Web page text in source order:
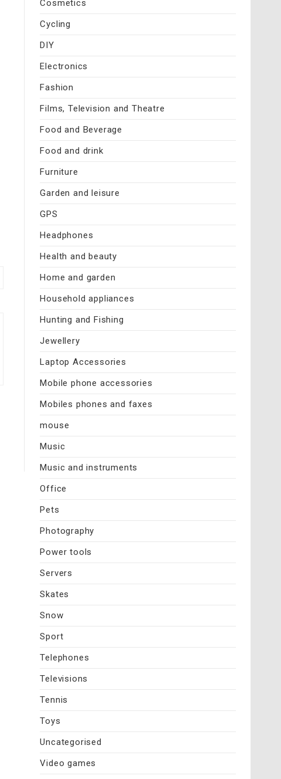
Cosmetics
Cycling
DIY
Electronics
Fashion
Films, Television and Theatre
Food and Beverage
Food and drink
Furniture
Garden and leisure
GPS
Headphones
Health and beauty
Home and garden
Household appliances
Hunting and Fishing
Jewellery
Laptop Accessories
Mobile phone accessories
Mobiles phones and faxes
mouse
Music
Music and instruments
Office
Pets
Photography
Power tools
Servers
Skates
Snow
Sport
Telephones
Televisions
Tennis
Toys
Uncategorised
Video games